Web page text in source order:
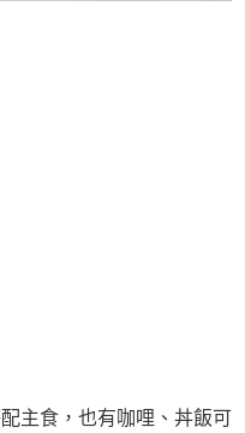
主食，也有咖哩、丼飯可